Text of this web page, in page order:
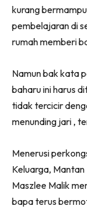
kurang
pembelajaran di
rumah memberi
Namun bak kata
baharu ini harus
tidak tercicir
menunding jari ,
Menerusi
Keluarga,
Maszlee Malik
bapa terus